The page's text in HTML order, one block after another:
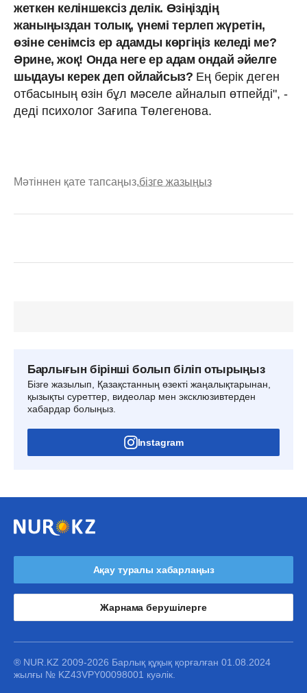
жеткен келіншексіз делік. Өзіңіздің
жаныңыздан толық, үнемі терлеп жүретін,
өзіне сенімсіз ер адамды көргіңіз келеді ме?
Әрине, жоқ! Онда неге ер адам ондай әйелге
шыдауы керек деп ойлайсыз? Ең берік деген
отбасының өзін бұл мәселе айналып өтпейді", -
деді психолог Зағипа Төлегенова.
Мәтіннен қате тапсаңыз,бізге жазыңыз
Барлығын бірінші болып біліп отырыңыз
Бізге жазылып, Қазақстанның өзекті жаңалықтарынан,
қызықты суреттер, видеолар мен эксклюзивтерден
хабардар болыңыз.
Instagram
Ақау туралы хабарлаңыз
Жарнама берушілерге
® NUR.KZ 2009-2026 Барлық құқық қорғалған 01.08.2024
жылғы № KZ43VPY00098001 куәлік.